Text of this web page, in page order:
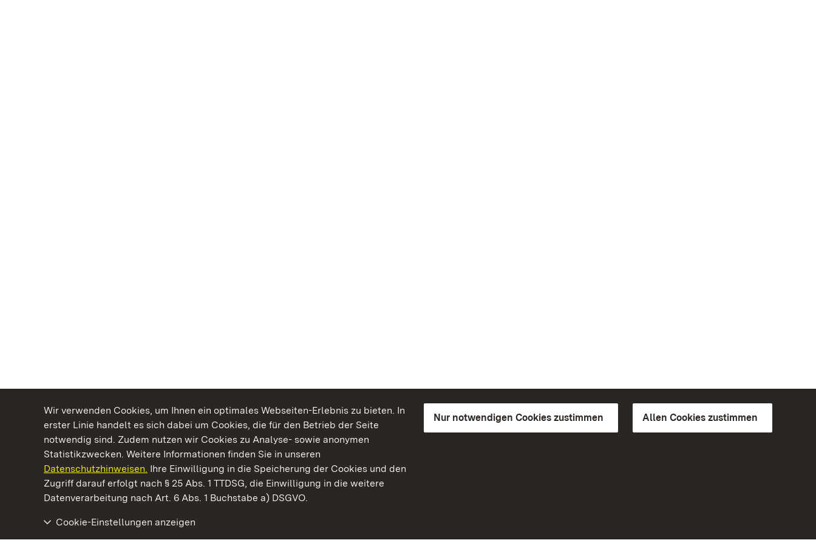
Wir verwenden Cookies, um Ihnen ein optimales Webseiten-Erlebnis zu bieten. In
erster Linie handelt es sich dabei um Cookies, die für den Betrieb der Seite
notwendig sind. Zudem nutzen wir Cookies zu Analyse- sowie anonymen
Statistikzwecken. Weitere Informationen finden Sie in unseren
Datenschutzhinweisen. Ihre Einwilligung in die Speicherung der Cookies und den
Zugriff darauf erfolgt nach § 25 Abs. 1 TTDSG, die Einwilligung in die weitere
Datenverarbeitung nach Art. 6 Abs. 1 Buchstabe a) DSGVO.
Nur notwendigen Cookies zustimmen Allen Cookies zustimmen
Cookie-Einstellungen anzeigen
Kommen. Staunen. Genießen.